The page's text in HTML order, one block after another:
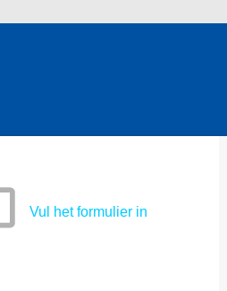
Vul het formulier in